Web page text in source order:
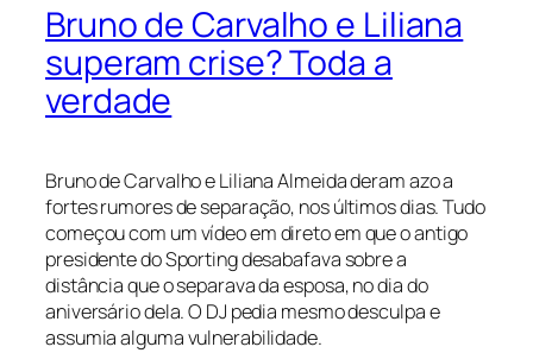
Bruno de Carvalho e Liliana
superam crise? Toda a
verdade
Bruno de Carvalho e Liliana Almeida deram azo a
fortes rumores de separação, nos últimos dias. Tudo
começou com um vídeo em direto em que o antigo
presidente do Sporting desabafava sobre a
distância que o separava da esposa, no dia do
aniversário dela. O DJ pedia mesmo desculpa e
assumia alguma vulnerabilidade.